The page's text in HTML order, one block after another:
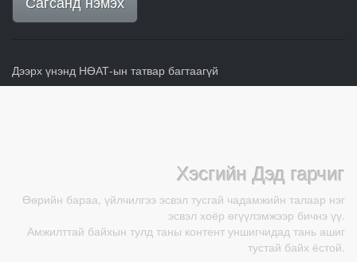
Дээрх үнэнд НӨАТ-ын татвар багтаагүй
Хэсгийн Дэд гарчиг
Өөрийн бараа, үйлчилгээ эсвэл тусгай чадамжийн талаар нэг
эсвэл хоёр өгүүлэмжээр бичнэ үү.
Амжилттай байхын тулд таны контент уншигчидад тань ашиг
тустай байх ёстой.